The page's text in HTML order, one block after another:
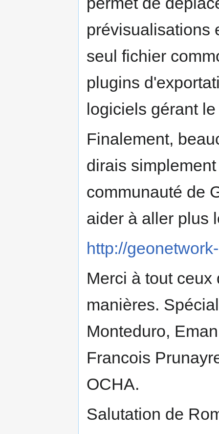
prévisualisations
seul fichier
plugins
logiciels gérant
Finalement,
dirais
communauté de
aider à aller plus
http://
Merci à tout
manières.
Monteduro,
Francois
OCHA.
Salutation de